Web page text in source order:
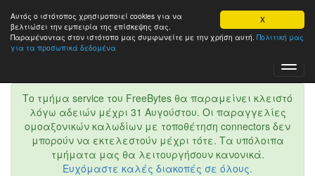
X
Αυτός ο ιστότοπος χρησιμοποιεί cookies για να
βελτιώσει την εμπειρία της επίσκεψης σας.
Παραμένοντας στον ιστότοπo μας συμφωνείτε με την χρήση αυτή. Πολιτική μας
για τα προσωπικά δεδομένα
Το τμήμα service του FreeBytes θα παραμείνει κλειστό
λόγω αδειών μέχρι 31 Αυγούστου. Οι παραγγελίες
ομοαξονικών καλωδίων με τοποθέτηση connectors δεν
μπορούν να εκτελεστούν μέχρι τότε. Τα υπόλοιπα
τμήματα μας θα λειτουργήσουν κανονικά.
Ευχόμαστε καλές διακοπές σε όλους.